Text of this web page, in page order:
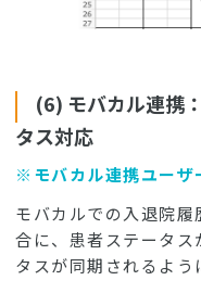
(6) モバカル連携
タス対応
※モバカル連携ユーザ
モバカルでの入退院
合に、患者ステータス
タスが同期されるよう